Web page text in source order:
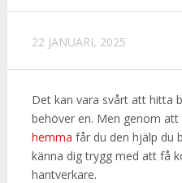
22 JANUARI, 2025
Det kan vara svårt att hitta
behöver en. Men genom att
hemma får du den hjälp du
känna dig trygg med att få
hantverkare.